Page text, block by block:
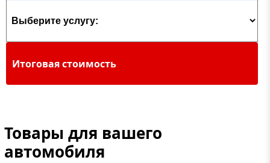
Итоговая стоимость
Товары для вашего
автомобиля